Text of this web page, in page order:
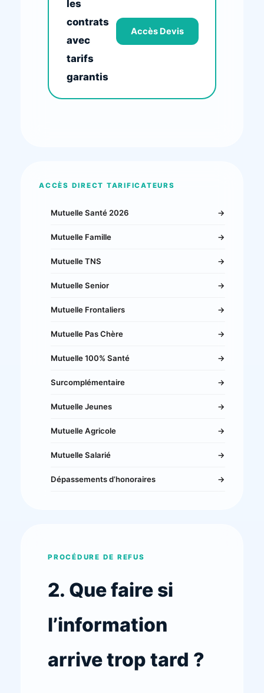
les
contrats
avec
tarifs
garantis
Accès Devis
ACCÈS DIRECT TARIFICATEURS
Mutuelle Santé 2026 →
Mutuelle Famille →
Mutuelle TNS →
Mutuelle Senior →
Mutuelle Frontaliers →
Mutuelle Pas Chère →
Mutuelle 100% Santé →
Surcomplémentaire →
Mutuelle Jeunes →
Mutuelle Agricole →
Mutuelle Salarié →
Dépassements d’honoraires →
PROCÉDURE DE REFUS
2. Que faire si
l’information
arrive trop tard ?